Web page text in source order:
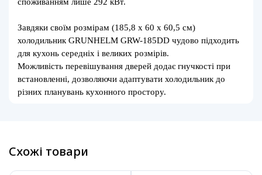
споживанням лише 292 кВт.
Завдяки своїм розмірам (185,8 х 60 х 60,5 см)
холодильник GRUNHELM GRW-185DD чудово підходить
для кухонь середніх і великих розмірів.
Можливість перевішування дверей додає гнучкості при
встановленні, дозволяючи адаптувати холодильник до
різних планувань кухонного простору.
Схожі товари